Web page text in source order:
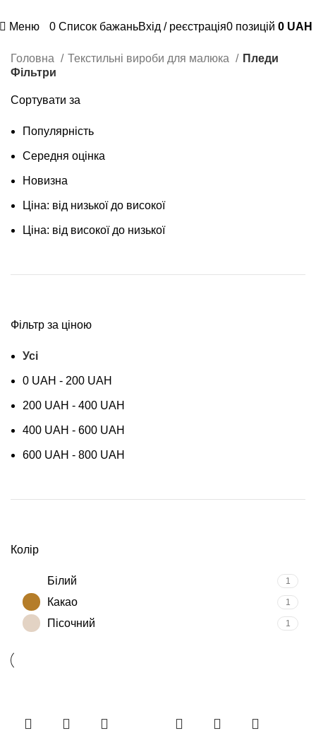
Меню
0 Список бажаньВхід / реєстрація0 позицій 0 UAH
Головна Текстильні вироби для малюка
Пледи
Фільтри
Сортувати за
Популярність
Середня оцінка
Новизна
Ціна: від низької до високої
Ціна: від високої до низької
Фільтр за ціною
Усі
0 UAH - 200 UAH
200 UAH - 400 UAH
400 UAH - 600 UAH
600 UAH - 800 UAH
Колір
Білий 1
Какао 1
Пісочний 1